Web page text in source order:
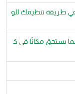
طريقة تنظيمك للو
يستحق مكانًا في ك